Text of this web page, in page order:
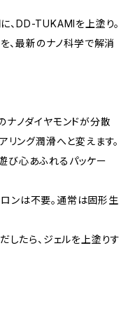
、DD-TUKAMIを上塗り。
、最新のナノ科学で解消
ナノダイヤモンドが分散
滑へと変えます。
遊び心あふれるパッケー
ロンは不要。通常は固形生
ェルを上塗りす